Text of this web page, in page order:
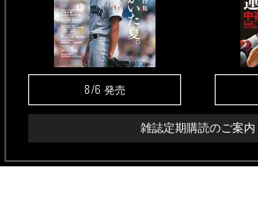
8/6 発売
雑誌定期購読のご案内